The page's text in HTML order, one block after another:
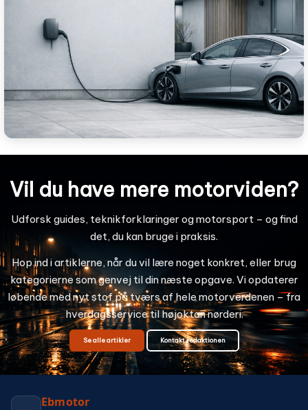
Vil du have mere motorviden?
Udforsk guides, teknikforklaringer og motorsport – og find
det, du kan bruge i praksis.
Hop ind i artiklerne, når du vil lære noget konkret, eller brug
kategorierne som genvej til din næste opgave. Vi opdaterer
løbende med nyt stof på tværs af hele motorverdenen – fra
hverdagsservice til højoktan nørderi.
Se alle artikler Kontakt redaktionen
Ebmotor